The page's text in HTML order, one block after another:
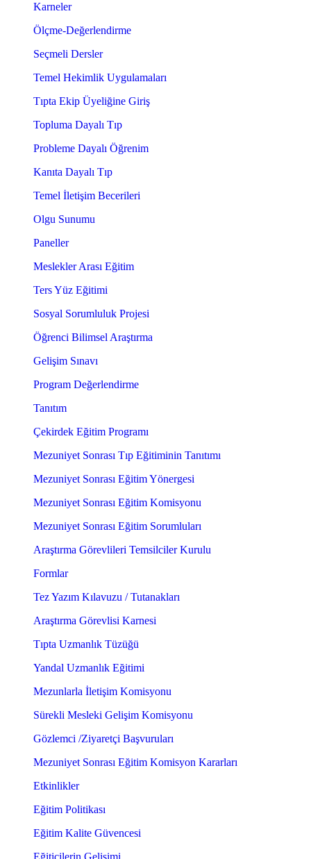
Karneler
Ölçme-Değerlendirme
Seçmeli Dersler
Temel Hekimlik Uygulamaları
Tıpta Ekip Üyeliğine Giriş
Topluma Dayalı Tıp
Probleme Dayalı Öğrenim
Kanıta Dayalı Tıp
Temel İletişim Becerileri
Olgu Sunumu
Paneller
Meslekler Arası Eğitim
Ters Yüz Eğitimi
Sosyal Sorumluluk Projesi
Öğrenci Bilimsel Araştırma
Gelişim Sınavı
Program Değerlendirme
Tanıtım
Çekirdek Eğitim Programı
Mezuniyet Sonrası Tıp Eğitiminin Tanıtımı
Mezuniyet Sonrası Eğitim Yönergesi
Mezuniyet Sonrası Eğitim Komisyonu
Mezuniyet Sonrası Eğitim Sorumluları
Araştırma Görevlileri Temsilciler Kurulu
Formlar
Tez Yazım Kılavuzu / Tutanakları
Araştırma Görevlisi Karnesi
Tıpta Uzmanlık Tüzüğü
Yandal Uzmanlık Eğitimi
Mezunlarla İletişim Komisyonu
Sürekli Mesleki Gelişim Komisyonu
Gözlemci /Ziyaretçi Başvuruları
Mezuniyet Sonrası Eğitim Komisyon Kararları
Etkinlikler
Eğitim Politikası
Eğitim Kalite Güvencesi